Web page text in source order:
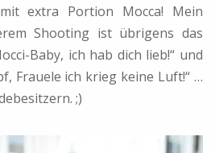
extra Portion Mocca! Mein
Shooting ist übrigens das
Baby, ich hab dich lieb!“ und
Frauele ich krieg keine Luft!“ …
;)